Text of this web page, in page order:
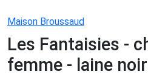
Maison Broussaud
Les Fantaisies -
femme - laine